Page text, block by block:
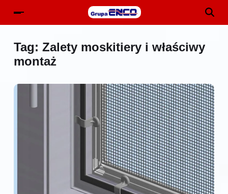
Tag: Zalety moskitiery i właściwy
montaż